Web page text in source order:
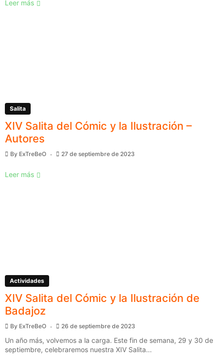
Leer más
Salita
XIV Salita del Cómic y la Ilustración –
Autores
By ExTreBeO 27 de septiembre de 2023
Leer más
Actividades
XIV Salita del Cómic y la Ilustración de
Badajoz
By ExTreBeO 26 de septiembre de 2023
Un año más, volvemos a la carga. Este fin de semana, 29 y 30 de
septiembre, celebraremos nuestra XIV Salita...